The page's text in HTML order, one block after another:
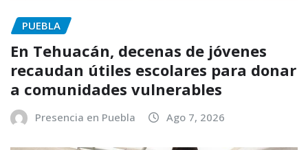
PUEBLA
En Tehuacán, decenas de jóvenes
recaudan útiles escolares para donar
a comunidades vulnerables
Presencia en Puebla Ago 7, 2026